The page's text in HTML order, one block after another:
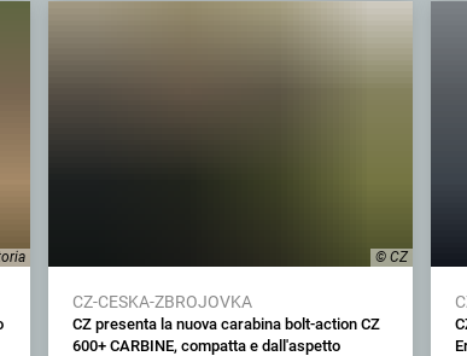
© CZ
CZ-CESKA-ZBROJOVKA
CZ presenta la nuova carabina bolt-action CZ
600+ CARBINE, compatta e dall'aspetto